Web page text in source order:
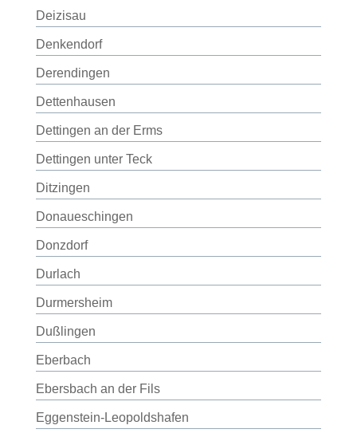
Deizisau
Denkendorf
Derendingen
Dettenhausen
Dettingen an der Erms
Dettingen unter Teck
Ditzingen
Donaueschingen
Donzdorf
Durlach
Durmersheim
Dußlingen
Eberbach
Ebersbach an der Fils
Eggenstein-Leopoldshafen